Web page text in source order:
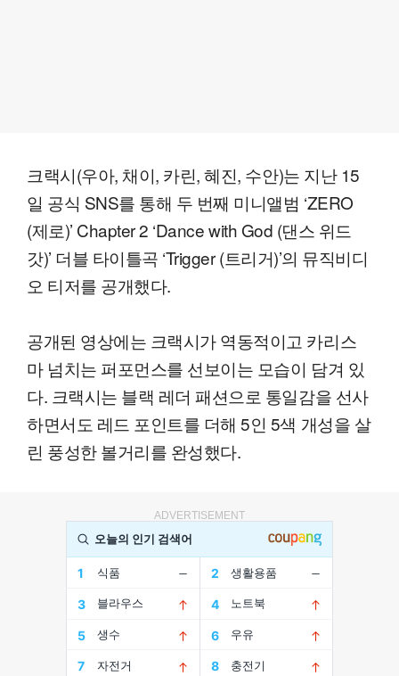
크랙시(우아, 채이, 카린, 혜진, 수안)는 지난 15
일 공식 SNS를 통해 두 번째 미니앨범 ‘ZERO
(제로)’ Chapter 2 ‘Dance with God (댄스 위드
갓)’ 더블 타이틀곡 ‘Trigger (트리거)’의 뮤직비디
오 티저를 공개했다.
공개된 영상에는 크랙시가 역동적이고 카리스
마 넘치는 퍼포먼스를 선보이는 모습이 담겨 있
다. 크랙시는 블랙 레더 패션으로 통일감을 선사
하면서도 레드 포인트를 더해 5인 5색 개성을 살
린 풍성한 볼거리를 완성했다.
ADVERTISEMENT